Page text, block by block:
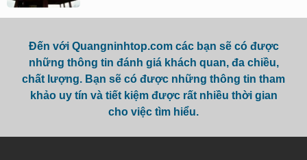
Đến với Quangninhtop.com các bạn sẽ có được
những thông tin đánh giá khách quan, đa chiều,
chất lượng. Bạn sẽ có được những thông tin tham
khảo uy tín và tiết kiệm được rất nhiều thời gian
cho việc tìm hiểu.